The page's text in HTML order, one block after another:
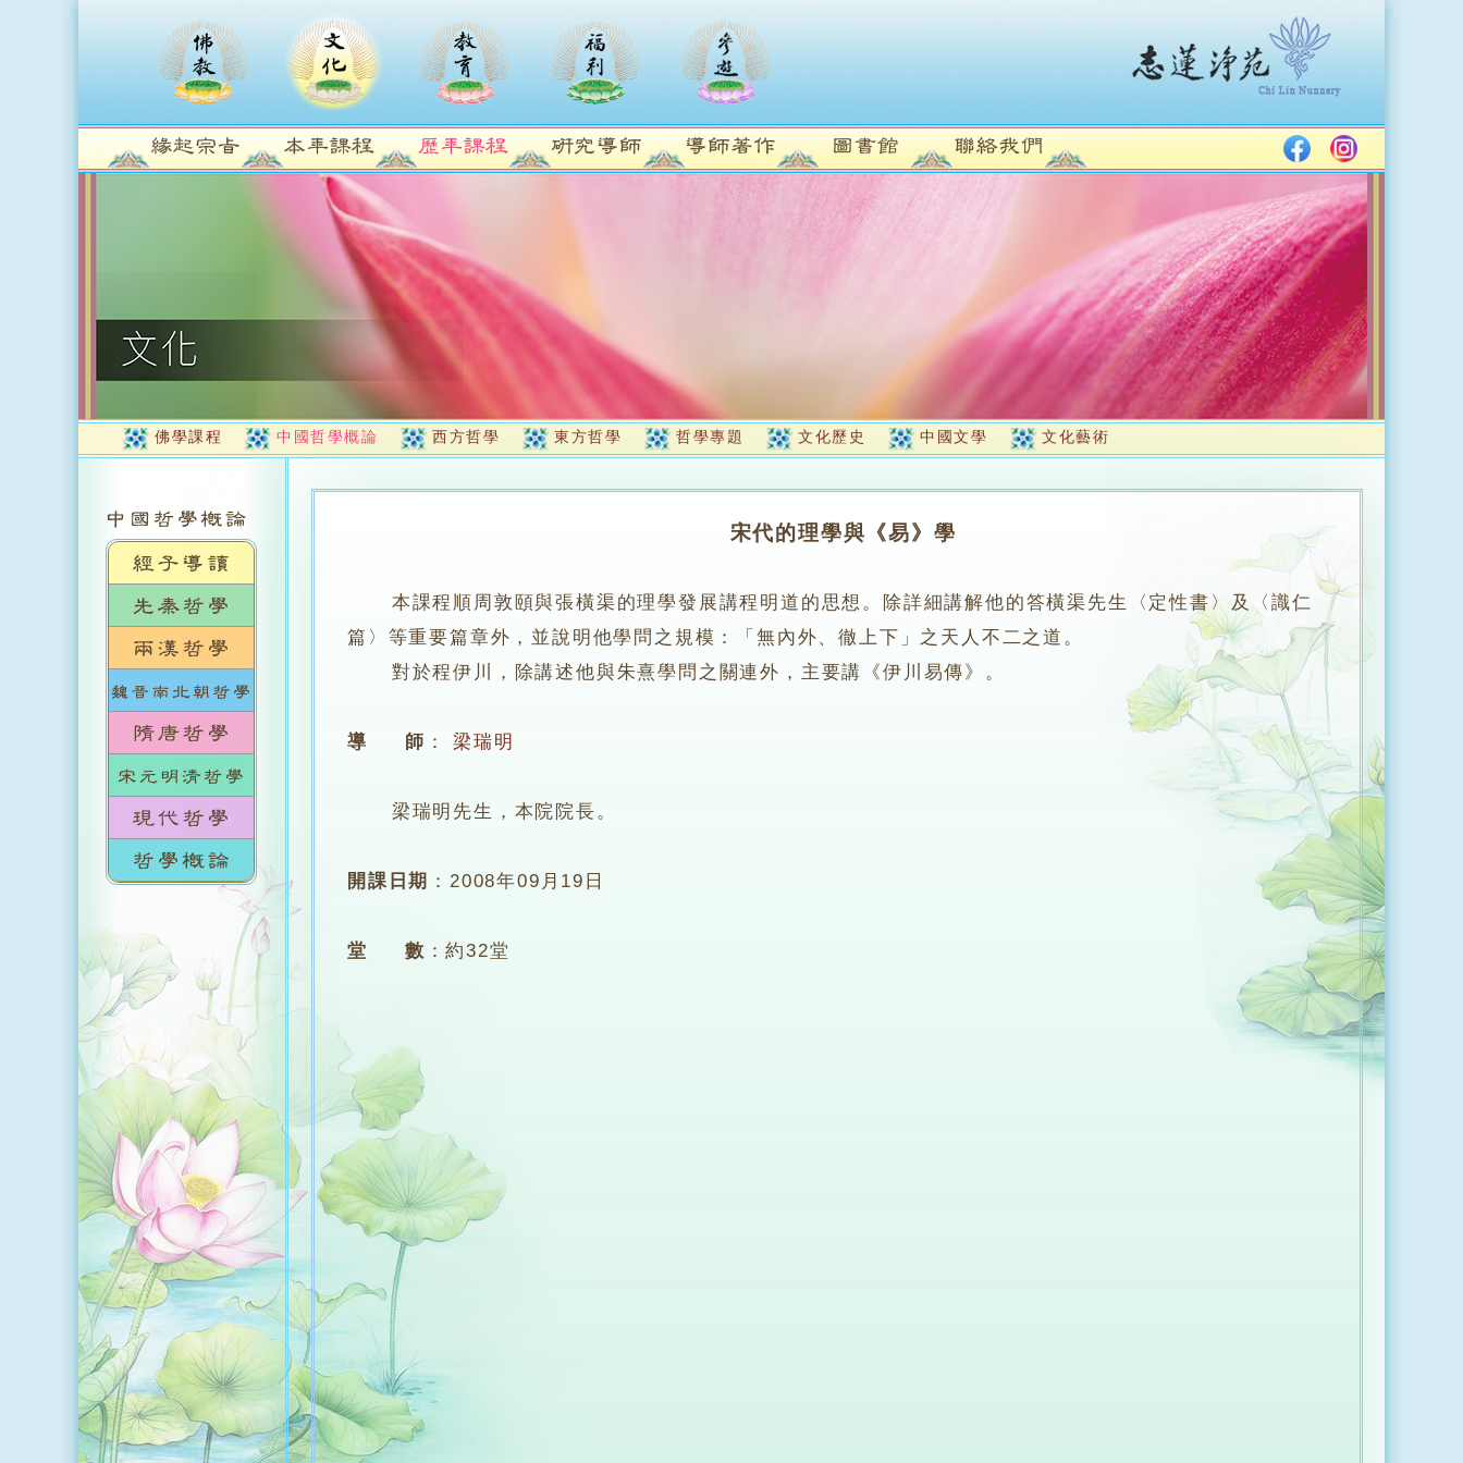
佛學課程 中國哲學概論 西方哲學 東方哲學 哲學專題 文化歷史 中國文學 文化藝術
宋代的理學與《易》學
本課程順周敦頤與張橫渠的理學發展講程明道的思想。除詳細講解他的答橫渠先生〈定性書〉及〈識仁
篇〉等重要篇章外，並說明他學問之規模：「無內外、徹上下」之天人不二之道。
對於程伊川，除講述他與朱熹學問之關連外，主要講《伊川易傳》。
導 師 ： 梁瑞明
梁瑞明先生，本院院長。
開課日期 ：2008年09月19日
堂 數 ：約32堂